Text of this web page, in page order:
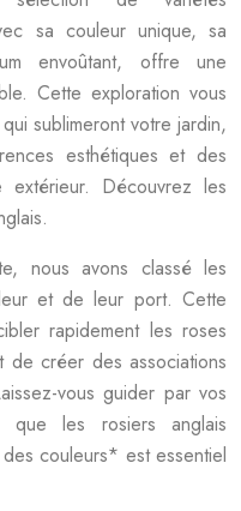
sa couleur unique, sa
envoûtant, offre une
Cette exploration vous
sublimeront votre jardin,
esthétiques et des
extérieur. Découvrez les
nous avons classé les
et de leur port. Cette
rapidement les roses
créer des associations
vous guider par vos
les rosiers anglais
couleurs* est essentiel